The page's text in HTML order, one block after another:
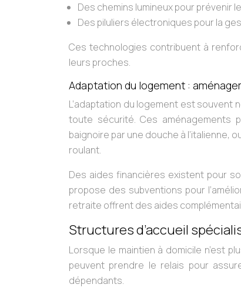
Des chemins lumineux pour prévenir
Des piluliers électroniques pour la
Ces technologies contribuent à
leurs proches.
Adaptation du logement :
L’adaptation du logement est
toute sécurité. Ces aménagements
baignoire par une douche à l’italienne,
roulant.
Des aides financières existent pour
propose des subventions pour
retraite offrent des aides
Structures d’accueil
Lorsque le maintien à domicile n’est
peuvent prendre le relais pour
dépendants.